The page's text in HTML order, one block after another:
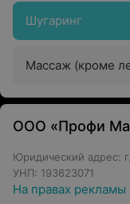
Шугаринг
Массаж (кроме
ООО «Профи
Юридический адрес:
УНП: 193623071
На правах рекламы